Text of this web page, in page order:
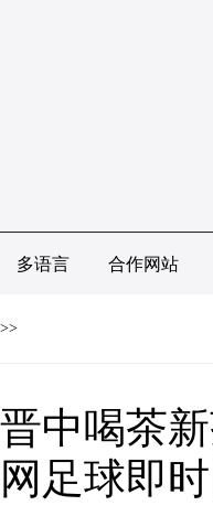
多语言 合作网站
>>
晋中喝茶
网足球即